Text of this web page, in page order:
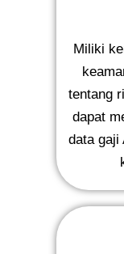
Miliki
tentang
dapat
data gaji